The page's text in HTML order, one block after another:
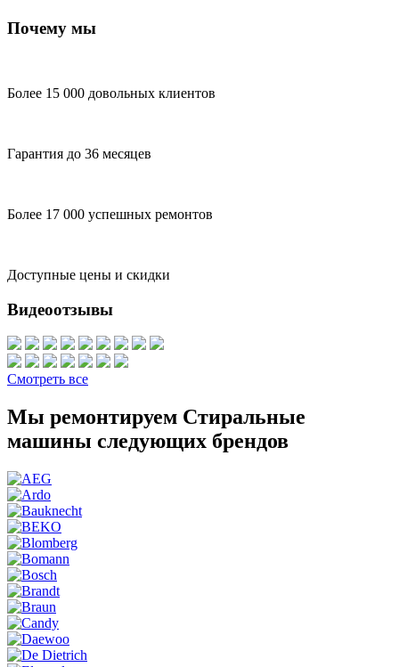
Почему мы
Более 15 000 довольных клиентов
Гарантия до 36 месяцев
Более 17 000 успешных ремонтов
Доступные цены и скидки
Видеоотзывы
Смотреть все
Мы ремонтируем Стиральные
машины следующих брендов